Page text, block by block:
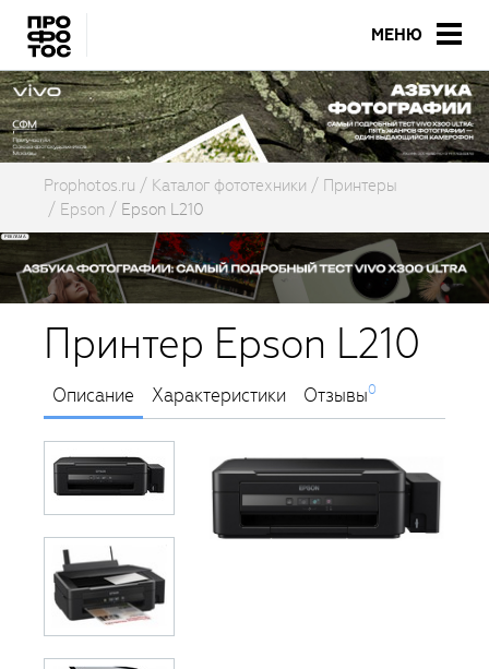
МЕНЮ
Prophotos.ru Каталог фототехники
Принтеры
Epson
Epson L210
Принтер Epson L210
Описание Характеристики Отзывы0